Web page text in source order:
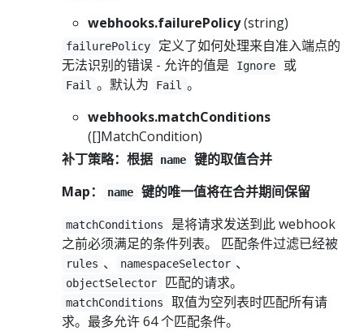
webhooks.failurePolicy(string)
failurePolicy
定义了如何处理来自准入端点的
无法识别的错误 - 允许的值是
Ignore 或
Fail 。默认为 Fail 。
webhooks.matchConditions
([]MatchCondition)
补丁策略：根据
name
键的取值合并
Map：
name 键的唯一值将在合并期间保留
matchConditions
是将请求发送到此 webhook
之前必须满足的条件列表。 匹配条件过滤已经被
rules 、 namespaceSelector 、
objectSelector 匹配的请求。
matchConditions
取值为空列表时匹配所有请
求。最多允许 64 个匹配条件。